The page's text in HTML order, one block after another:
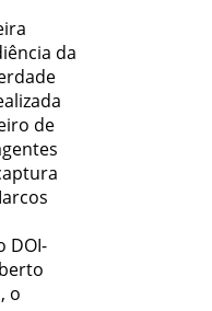
da
de
DOI-
o